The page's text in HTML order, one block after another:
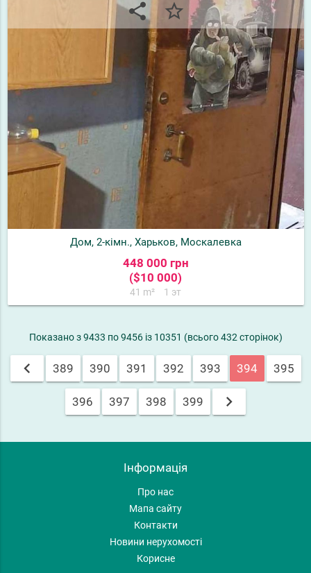
share star_border
Дом, 2-кімн., Харьков, Москалевка
448 000 грн
($10 000)
41 m² 1 эт
Показано з 9433 по 9456 із 10351 (всього 432 сторінок)
chevron_left 389 390 391 392 393 394 395
396 397 398 399 chevron_right
Інформація
Про нас
Мапа сайту
Контакти
Новини нерухомості
Корисне